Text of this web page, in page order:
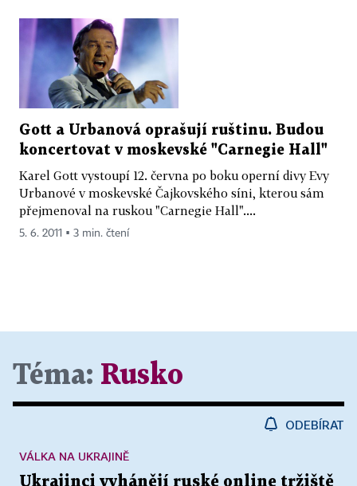
Gott a Urbanová oprašují ruštinu. Budou
koncertovat v moskevské "Carnegie Hall"
Karel Gott vystoupí 12. června po boku operní divy Evy
Urbanové v moskevské Čajkovského síni, kterou sám
přejmenoval na ruskou "Carnegie Hall"....
5. 6. 2011 ▪ 3 min. čtení
Téma: Rusko
ODEBÍRAT
Ukrajinci vyhánějí ruské online tržiště
VÁLKA NA UKRAJINĚ